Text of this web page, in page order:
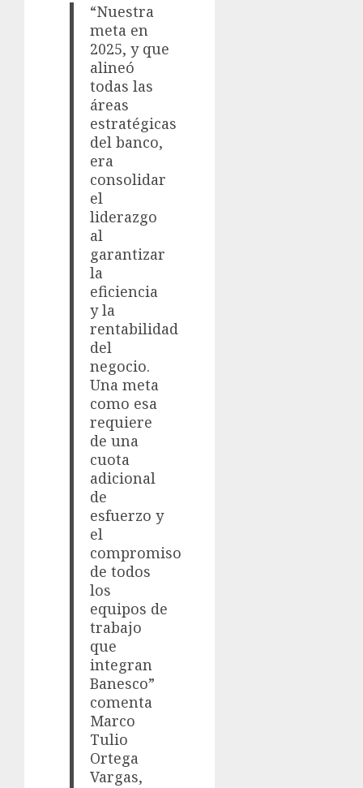
“Nuestra
meta en
2025, y que
alineó
todas las
áreas
estratégicas
del banco,
era
consolidar
el
liderazgo
al
garantizar
la
eficiencia
y la
rentabilidad
del
negocio.
Una meta
como esa
requiere
de una
cuota
adicional
de
esfuerzo y
el
compromiso
de todos
los
equipos de
trabajo
que
integran
Banesco”
comenta
Marco
Tulio
Ortega
Vargas,